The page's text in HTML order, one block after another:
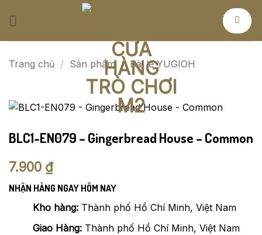
Trang chủ / Sản phẩm / Bài lẻ YUGIOH
BLC1-EN079 – Gingerbread House – Common
7.900 ₫
NHẬN HÀNG NGAY HÔM NAY
Kho hàng: Thành phố Hồ Chí Minh, Việt Nam
Giao Hàng: Thành phố Hồ Chí Minh, Việt Nam